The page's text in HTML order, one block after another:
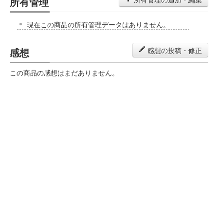
現在この商品の所有管理データはありません。
感想 感想の投稿・修正
この商品の感想はまだありません。